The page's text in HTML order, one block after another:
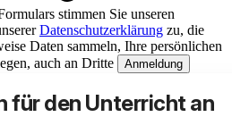
stimmen Sie unseren
Datenschutzerklärung zu, die
Daten sammeln, Ihre persönlichen
auch an Dritte
Anmeldung
für den Unterricht an